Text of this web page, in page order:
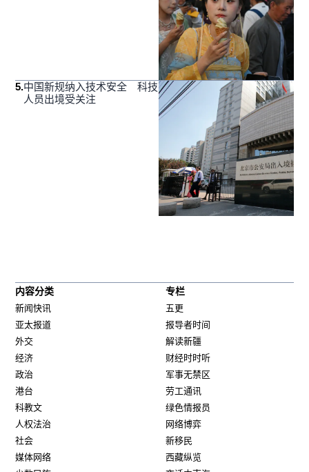
5.中国新规纳入技术安全 科技
人员出境受关注
内容分类
新闻快讯
亚太报道
外交
经济
政治
港台
科教文
人权法治
社会
媒体网络
专栏
五更
报导者时间
解读新疆
财经时时听
军事无禁区
劳工通讯
绿色情报员
网络博弈
新移民
西藏纵览